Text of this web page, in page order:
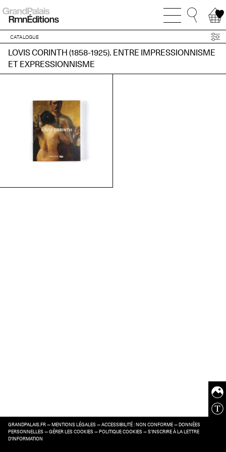
CATALOGUE
LOVIS CORINTH (1858-1925). ENTRE IMPRESSIONNISME
ET EXPRESSIONNISME
GRANDPALAIS.FR — MENTIONS LÉGALES — ACCESSIBILITÉ : NON CONFORME — DONNÉES
PERSONNELLES — GÉRER LES COOKIES — POLITIQUE COOKIES — S’INSCRIRE À LA LETTRE
D’INFORMATION